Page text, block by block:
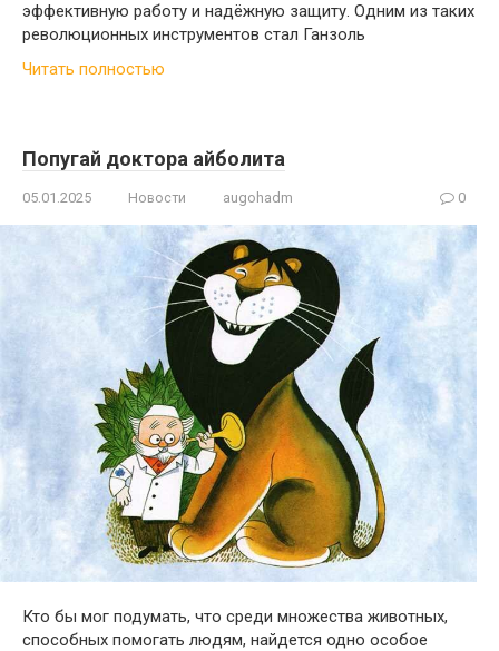
эффективную работу и надёжную защиту. Одним из таких
революционных инструментов стал Ганзоль
Читать полностью
Попугай доктора айболита
05.01.2025 Новости augohadm 0
Кто бы мог подумать, что среди множества животных,
способных помогать людям, найдется одно особое